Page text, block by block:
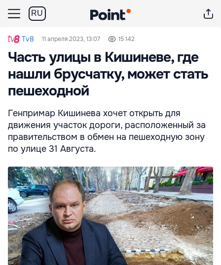
RU
Tv8 11 апреля 2023, 13:07 15 142
Часть улицы в Кишиневе, где
нашли брусчатку, может стать
пешеходной
Генпримар Кишинева хочет открыть для
движения участок дороги, расположенный за
правительством в обмен на пешеходную зону
по улице 31 Августа.